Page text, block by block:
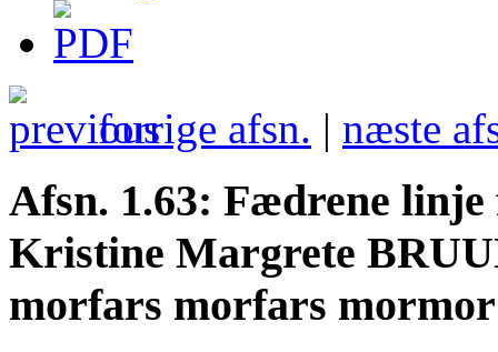
forrige afsn. | næste
Afsn. 1.63: Fædrene
Kristine Margrete
morfars morfars mormor